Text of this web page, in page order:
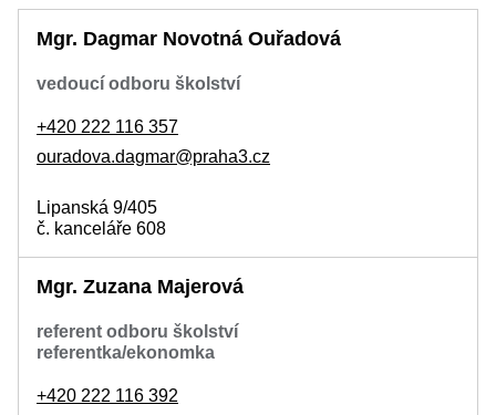
Mgr. Dagmar Novotná Ouřadová
vedoucí odboru školství
+420 222 116 357
ouradova.dagmar@praha3.cz
Lipanská 9/405
č. kanceláře 608
Mgr. Zuzana Majerová
referent odboru školství
referentka/ekonomka
+420 222 116 392